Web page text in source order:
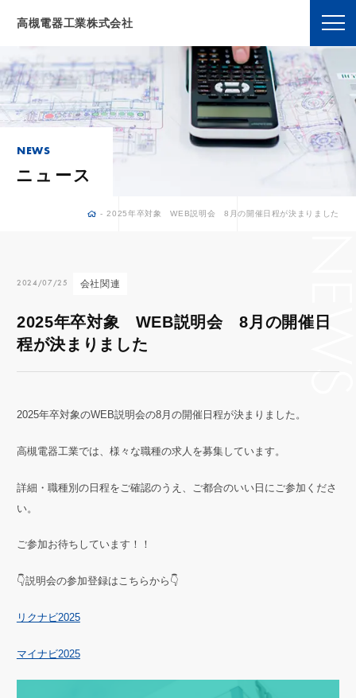
高槻電器工業株式会社
NEWS
ニュース
- 2025年卒対象 WEB説明会 8月の開催日程が決まりました
W
S
2 02 4 /0 7 /2 5 会社関連
2025年卒対象 WEB説明会 8月の開催日
程が決まりました
2025年卒対象のWEB説明会の8月の開催日程が決まりました。
高槻電器工業では、様々な職種の求人を募集しています。
詳細・職種別の日程をご確認のうえ、ご都合のいい日にご参加くださ
い。
ご参加お待ちしています！！
👇説明会の参加登録はこちらから👇
リクナビ2025
マイナビ2025